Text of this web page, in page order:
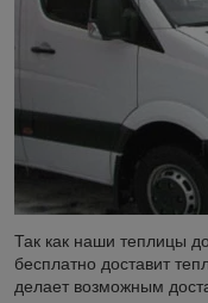
Так как наши теплицы
бесплатно доставит
делает возможным